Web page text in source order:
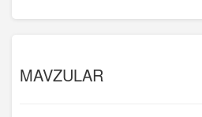
MAVZULAR